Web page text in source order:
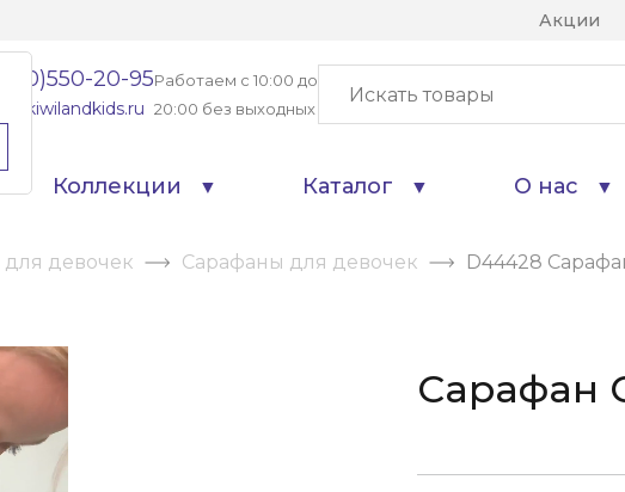
Акции
20-95Работаем с 10:00 до
20:00 без выходных
Коллекции Каталог О нас
девочек Сарафаны для девочек D44428
Сарафан